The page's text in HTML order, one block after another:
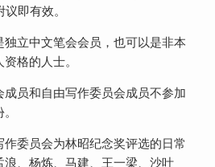
即有效。
立中文笔会会员，也可以是非本
格的人士。
员和自由写作委员会成员不参加
委员会为林昭纪念奖评选的日常
、杨炼、马建、王一梁、沙叶